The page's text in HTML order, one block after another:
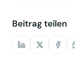
Beitrag teilen